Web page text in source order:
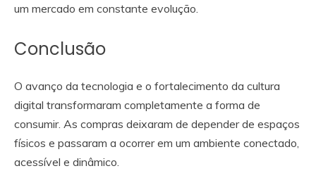
um mercado em constante evolução.
Conclusão
O avanço da tecnologia e o fortalecimento da cultura
digital transformaram completamente a forma de
consumir. As compras deixaram de depender de espaços
físicos e passaram a ocorrer em um ambiente conectado,
acessível e dinâmico.